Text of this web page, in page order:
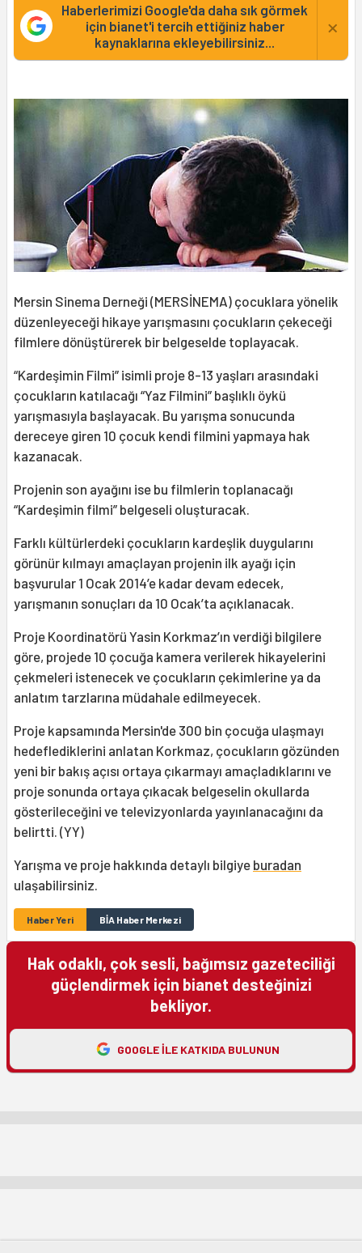
Haberlerimizi Google'da daha sık görmek
için bianet'i tercih ettiğiniz haber
kaynaklarına ekleyebilirsiniz...
×
Mersin Sinema Derneği (MERSİNEMA) çocuklara yönelik
düzenleyeceği hikaye yarışmasını çocukların çekeceği
filmlere dönüştürerek bir belgeselde toplayacak.
“Kardeşimin Filmi” isimli proje 8-13 yaşları arasındaki
çocukların katılacağı “Yaz Filmini” başlıklı öykü
yarışmasıyla başlayacak. Bu yarışma sonucunda
dereceye giren 10 çocuk kendi filmini yapmaya hak
kazanacak.
Projenin son ayağını ise bu filmlerin toplanacağı
“Kardeşimin filmi” belgeseli oluşturacak.
Farklı kültürlerdeki çocukların kardeşlik duygularını
görünür kılmayı amaçlayan projenin ilk ayağı için
başvurular 1 Ocak 2014’e kadar devam edecek,
yarışmanın sonuçları da 10 Ocak’ta açıklanacak.
Proje Koordinatörü Yasin Korkmaz’ın verdiği bilgilere
göre, projede 10 çocuğa kamera verilerek hikayelerini
çekmeleri istenecek ve çocukların çekimlerine ya da
anlatım tarzlarına müdahale edilmeyecek.
Proje kapsamında Mersin'de 300 bin çocuğa ulaşmayı
hedeflediklerini anlatan Korkmaz, çocukların gözünden
yeni bir bakış açısı ortaya çıkarmayı amaçladıklarını ve
proje sonunda ortaya çıkacak belgeselin okullarda
gösterileceğini ve televizyonlarda yayınlanacağını da
belirtti. (YY)
Yarışma ve proje hakkında detaylı bilgiye buradan
ulaşabilirsiniz.
Haber Yeri BİA Haber Merkezi
Hak odaklı, çok sesli, bağımsız gazeteciliği
güçlendirmek için bianet desteğinizi
bekliyor.
GOOGLE ILE KATKIDA BULUNUN